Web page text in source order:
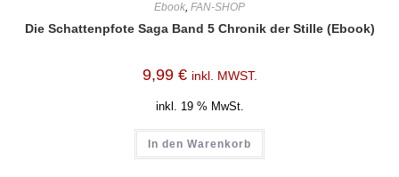
Ebook, FAN-SHOP
Die Schattenpfote Saga Band 5 Chronik der Stille (Ebook)
9,99 € inkl. MWST.
inkl. 19 % MwSt.
In den Warenkorb